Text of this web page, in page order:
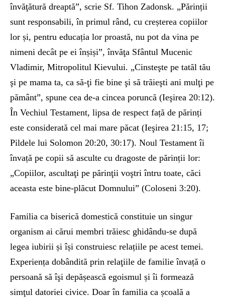
învăţătură dreaptă”, scrie Sf. Tihon Zadonsk. „Părinții
sunt responsabili, în primul rând, cu creșterea copiilor
lor și, pentru educația lor proastă, nu pot da vina pe
nimeni decât pe ei înșiși”, învăţa Sfântul Mucenic
Vladimir, Mitropolitul Kievului. „Cinsteşte pe tatăl tău
şi pe mama ta, ca să-ţi fie bine şi să trăieşti ani mulţi pe
pământ”, spune cea de-a cincea poruncă (Ieşirea 20:12).
În Vechiul Testament, lipsa de respect față de părinți
este considerată cel mai mare păcat (Ieşirea 21:15, 17;
Pildele lui Solomon 20:20, 30:17). Noul Testament îi
învață pe copii să asculte cu dragoste de părinții lor:
„Copiilor, ascultaţi pe părinţii voştri întru toate, căci
aceasta este bine-plăcut Domnului” (Coloseni 3:20).
Familia ca biserică domestică constituie un singur
organism ai cărui membri trăiesc ghidându-se după
legea iubirii și își construiesc relațiile pe acest temei.
Experiența dobândită prin relaţiile de familie învață o
persoană să îşi depășească egoismul și îi formează
simţul datoriei civice. Doar în familia ca școală a